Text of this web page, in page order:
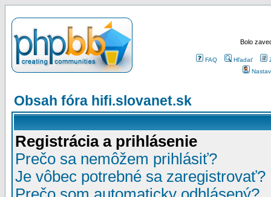
Bolo
FAQ Hľadať
Obsah fóra hifi.slovanet.sk
Registrácia a prihlásenie
Prečo sa nemôžem prihlásiť?
Je vôbec potrebné sa zaregistrovať?